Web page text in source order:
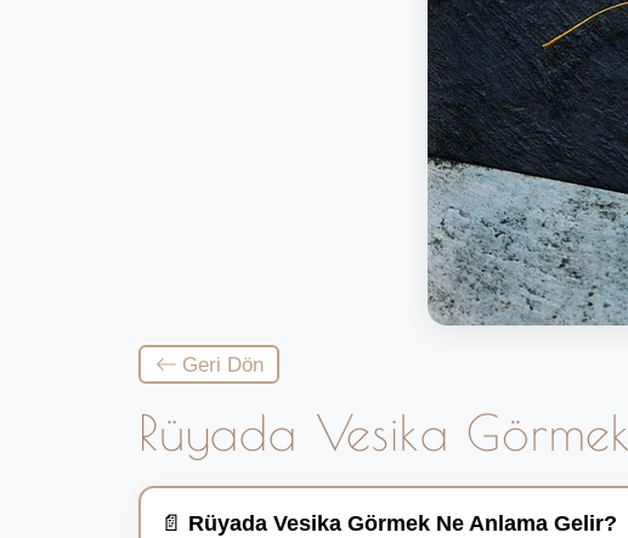
Geri Dön
Rüyada Vesika Görmek
📄 Rüyada Vesika Görmek Ne Anlama Gelir?